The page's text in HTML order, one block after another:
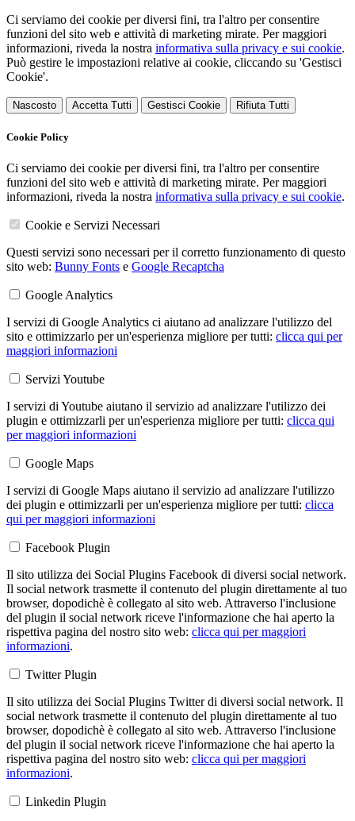
Ci serviamo dei cookie per diversi fini, tra l'altro per consentire
funzioni del sito web e attività di marketing mirate. Per maggiori
informazioni, riveda la nostra informativa sulla privacy e sui cookie.
Può gestire le impostazioni relative ai cookie, cliccando su 'Gestisci
Cookie'.
Nascosto Accetta Tutti Gestisci Cookie Rifiuta Tutti
Cookie Policy
Ci serviamo dei cookie per diversi fini, tra l'altro per consentire
funzioni del sito web e attività di marketing mirate. Per maggiori
informazioni, riveda la nostra informativa sulla privacy e sui cookie.
Cookie e Servizi Necessari
Questi servizi sono necessari per il corretto funzionamento di questo
sito web: Bunny Fonts e Google Recaptcha
Google Analytics
I servizi di Google Analytics ci aiutano ad analizzare l'utilizzo del
sito e ottimizzarlo per un'esperienza migliore per tutti: clicca qui per
maggiori informazioni
Servizi Youtube
I servizi di Youtube aiutano il servizio ad analizzare l'utilizzo dei
plugin e ottimizzarli per un'esperienza migliore per tutti: clicca qui
per maggiori informazioni
Google Maps
I servizi di Google Maps aiutano il servizio ad analizzare l'utilizzo
dei plugin e ottimizzarli per un'esperienza migliore per tutti: clicca
qui per maggiori informazioni
Facebook Plugin
Il sito utilizza dei Social Plugins Facebook di diversi social network.
Il social network trasmette il contenuto del plugin direttamente al tuo
browser, dopodichè è collegato al sito web. Attraverso l'inclusione
del plugin il social network riceve l'informazione che hai aperto la
rispettiva pagina del nostro sito web: clicca qui per maggiori
informazioni.
Twitter Plugin
Il sito utilizza dei Social Plugins Twitter di diversi social network. Il
social network trasmette il contenuto del plugin direttamente al tuo
browser, dopodichè è collegato al sito web. Attraverso l'inclusione
del plugin il social network riceve l'informazione che hai aperto la
rispettiva pagina del nostro sito web: clicca qui per maggiori
informazioni.
Linkedin Plugin